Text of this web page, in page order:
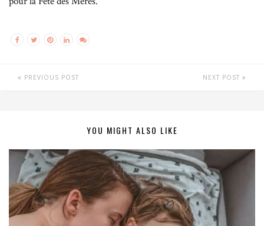
PREVIOUS POST NEXT POST
YOU MIGHT ALSO LIKE